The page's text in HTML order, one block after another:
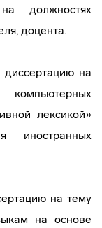
должностях
доцента.
на
лексикой»
иностранных
на тему
на основе